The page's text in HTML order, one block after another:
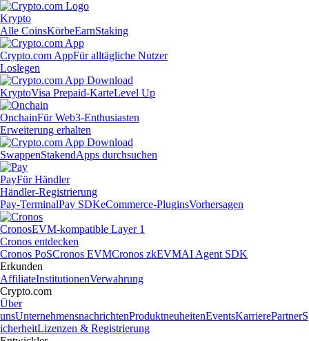
Krypto
Alle CoinsKörbeEarnStaking
Crypto.com AppFür alltägliche Nutzer
Loslegen
KryptoVisa Prepaid-KarteLevel Up
OnchainFür Web3-Enthusiasten
Erweiterung erhalten
SwappenStakendApps durchsuchen
PayFür Händler
Händler-Registrierung
Pay-TerminalPay SDKeCommerce-PluginsVorhersagen
CronosEVM-kompatible Layer 1
Cronos entdecken
Cronos PoSCronos EVMCronos zkEVMAI Agent SDK
Erkunden
AffiliateInstitutionenVerwahrung
Crypto.com
Über
unsUnternehmensnachrichtenProduktneuheitenEventsKarrierePartnerS
icherheitLizenzen & Registrierung